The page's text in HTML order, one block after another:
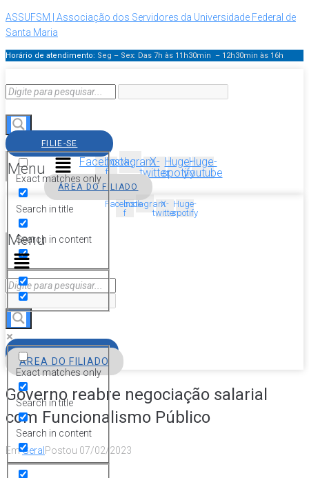
ASSUFSM | Associação dos Servidores da Universidade Federal de
Santa Maria
Horário de atendimento: Seg – Sex: Das 7h às 11h30min – 12h30min às 16h
Exact matches only
Search in title
Search in content
Menu
FILIE-SE
Facebook-
f
InstagramX-
twitter
Huge-
spotify
Huge-
youtube
ÁREA DO FILIADO
Facebook-
f
InstagramX-
twitter
Huge-
spotify
Menu
Exact matches only
Search in title
Search in content
ÁREA DO FILIADO
Governo reabre negociação salarial
com Funcionalismo Público
EmGeral Postou 07/02/2023